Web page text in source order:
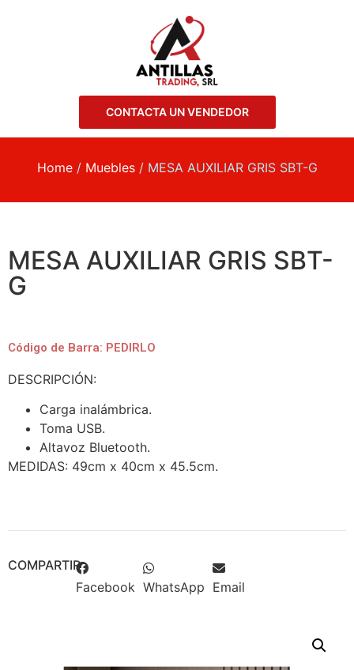
CONTACTA UN VENDEDOR
Home/ Muebles/ MESA AUXILIAR GRIS SBT-G
MESA AUXILIAR GRIS SBT-
G
Código de Barra: PEDIRLO
DESCRIPCIÓN:
Carga inalámbrica.
Toma USB.
Altavoz Bluetooth.
MEDIDAS: 49cm x 40cm x 45.5cm.
COMPARTIR
Facebook WhatsApp Email